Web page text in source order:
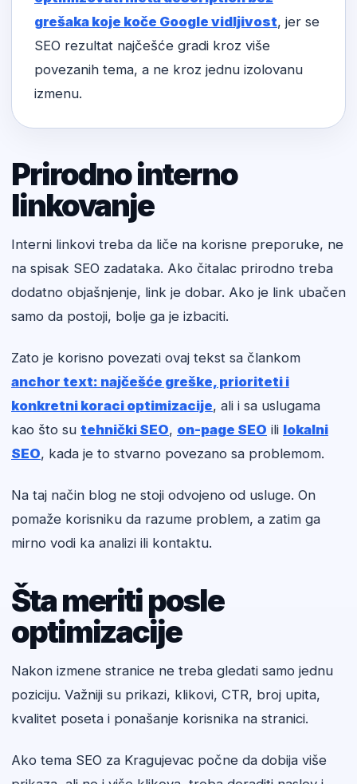
grešaka koje koče Google vidljivost, jer se
SEO rezultat najčešće gradi kroz više
povezanih tema, a ne kroz jednu izolovanu
izmenu.
Prirodno interno
linkovanje
Interni linkovi treba da liče na korisne preporuke, ne
na spisak SEO zadataka. Ako čitalac prirodno treba
dodatno objašnjenje, link je dobar. Ako je link ubačen
samo da postoji, bolje ga je izbaciti.
Zato je korisno povezati ovaj tekst sa člankom
anchor text: najčešće greške, prioriteti i
konkretni koraci optimizacije, ali i sa uslugama
kao što su tehnički SEO, on-page SEO ili lokalni
SEO, kada je to stvarno povezano sa problemom.
Na taj način blog ne stoji odvojeno od usluge. On
pomaže korisniku da razume problem, a zatim ga
mirno vodi ka analizi ili kontaktu.
Šta meriti posle
optimizacije
Nakon izmene stranice ne treba gledati samo jednu
poziciju. Važniji su prikazi, klikovi, CTR, broj upita,
kvalitet poseta i ponašanje korisnika na stranici.
Ako tema SEO za Kragujevac počne da dobija više